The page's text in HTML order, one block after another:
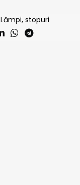
Lămpi, stopuri